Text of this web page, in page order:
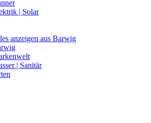
| Solar
anzeigen aus Barwig
| Sanitär